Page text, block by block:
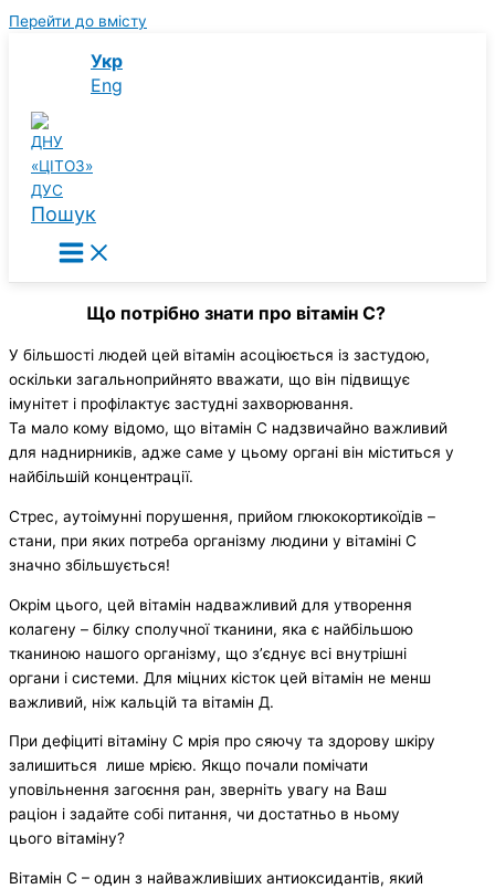
Перейти до вмісту
Укр
Eng
Пошук
Що потрібно знати про вітамін С?
У більшості людей цей вітамін асоціюється із застудою,
оскільки загальноприйнято вважати, що він підвищує
імунітет і профілактує застудні захворювання.
Та мало кому відомо, що вітамін С надзвичайно важливий
для наднирників, адже саме у цьому органі він міститься у
найбільшій концентрації.
Стрес, аутоімунні порушення, прийом глюкокортикоїдів –
стани, при яких потреба організму людини у вітаміні С
значно збільшується!
Окрім цього, цей вітамін надважливий для утворення
колагену – білку сполучної тканини, яка є найбільшою
тканиною нашого організму, що зʼєднує всі внутрішні
органи і системи. Для міцних кісток цей вітамін не менш
важливий, ніж кальцій та вітамін Д.
При дефіциті вітаміну С мрія про сяючу та здорову шкіру
залишиться лише мрією. Якщо почали помічати
уповільнення загоєння ран, зверніть увагу на Ваш
раціон і задайте собі питання, чи достатньо в ньому
цього вітаміну?
Вітамін С – один з найважливіших антиоксидантів, який